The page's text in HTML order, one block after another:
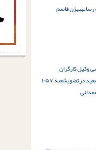
بیژن قاسم
وکیل کارگران
مرتضوی
شعبه ۱۰۵۷